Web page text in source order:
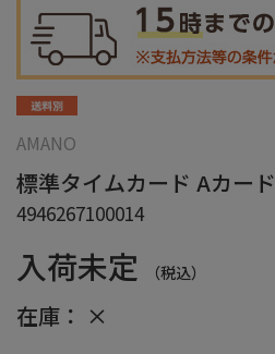
AMANO
標準タイムカード Aカード
4946267100014
入荷未定 （税込）
在庫： ×